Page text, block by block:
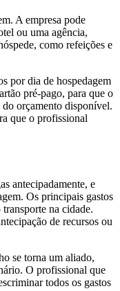
A empresa pode
ou uma agência,
como refeições e
por dia de hospedagem
pré-pago, para que o
orçamento disponível.
que o profissional
antecipadamente, e
Os principais gastos
na cidade.
de recursos ou
se torna um aliado,
O profissional que
todos os gastos